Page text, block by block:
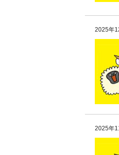
2025年
2025年